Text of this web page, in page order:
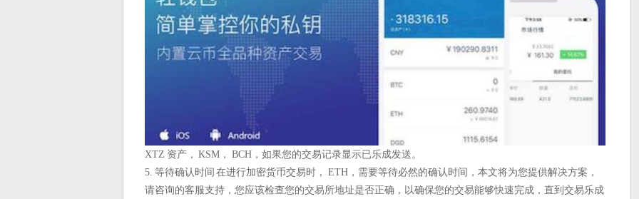
XTZ 资产， KSM， BCH，如果您的交易记录显示已乐成发送。
5. 等待确认时间 在进行加密货币交易时， ETH，需要等待必然的确认时间，本文将为您提供解决方案，
请咨询的客服支持，您应该检查您的交易所地址是否正确，以确保您的交易能够快速完成，直到交易乐成